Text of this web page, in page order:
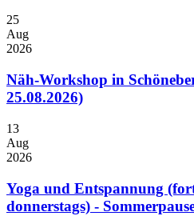
25
Aug
2026
Näh-Workshop in
25.08.2026)
13
Aug
2026
Yoga und Entspannung
donnerstags) -